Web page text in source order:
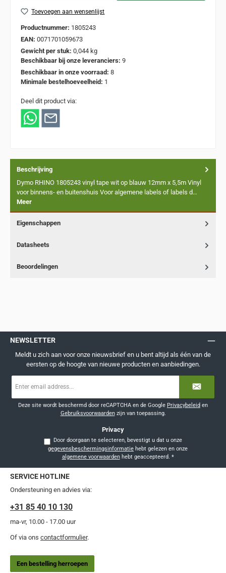
Toevoegen aan wensenlijst
Productnummer: 1805243
EAN: 0071701059673
Gewicht per stuk: 0,044 kg
Beschikbaar bij onze leveranciers: 9
Beschikbaar in onze voorraad: 8
Minimale bestelhoeveelheid: 1
Deel dit product via:
Beschrijving
Dymo RHINO 1805243 vinyl tape wit op blauw 12mm x 5,5m Vinyl
voor binnens- en buitenshuis Voor algemene labels of labels d…
Meer
Eigenschappen
Datasheets
Beoordelingen
NEWSLETTER
Meldt u zich aan voor onze nieuwsbrief en u bent altijd als één van de
eersten op de hoogte van nieuwe producten en aanbiedingen.
mailadres
Deze site wordt beschermd door reCAPTCHA en de Google Privacybeleid en
Gebruiksvoorwaardenzijn van toepassing.
Privacy
Door doorgaan te selecteren, bevestigt u dat u onze
gegevensbeschermingsinformatie
algemene voorwaardenhebt geaccepteerd. *
SERVICE HOTLINE
Ondersteuning en advies via:
+31 85 40 10 130
ma-vr, 10.00 - 17.00 uur
Of via ons contactformulier.
Een bestelling herroepen